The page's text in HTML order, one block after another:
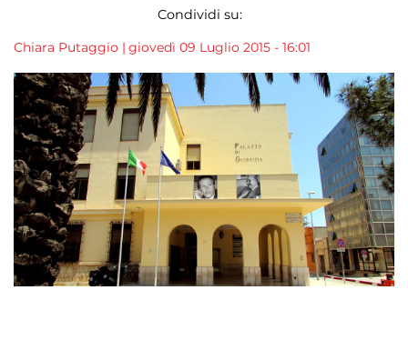
Condividi su:
Chiara Putaggio | giovedì 09 Luglio 2015 - 16:01